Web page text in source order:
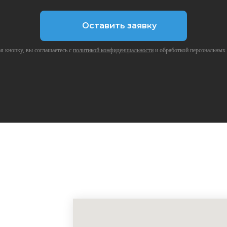
Оставить заявку
кнопку, вы соглашаетесь с политикой конфиденциальности и обработкой